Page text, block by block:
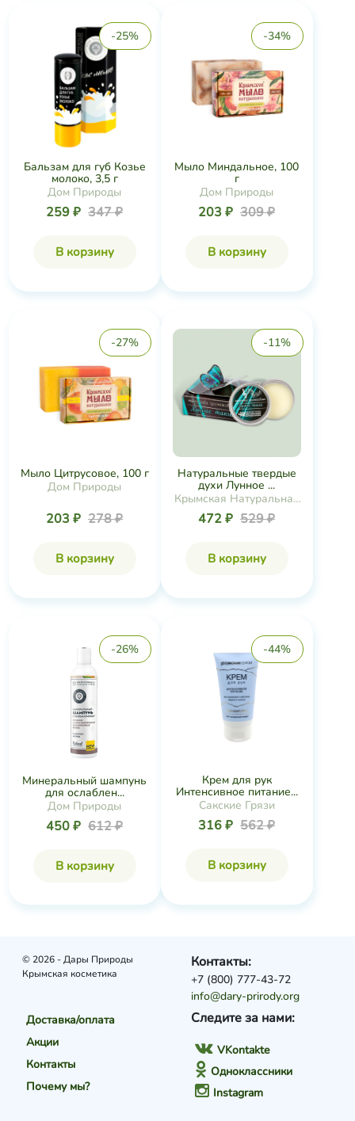
-25%
Бальзам для губ Козье
молоко, 3,5 г
Дом Природы
259 ₽ 347 ₽
В корзину
-34%
Мыло Миндальное, 100
г
Дом Природы
203 ₽ 309 ₽
В корзину
-27%
Мыло Цитрусовое, 100 г
Дом Природы
203 ₽ 278 ₽
В корзину
-11%
Натуральные твердые
духи Лунное ...
Крымская Натуральная
Коллекция
472 ₽ 529 ₽
В корзину
-26%
Минеральный шампунь
для ослаблен...
Дом Природы
450 ₽ 612 ₽
В корзину
-44%
Крем для рук
Интенсивное питание...
Сакские Грязи
316 ₽ 562 ₽
В корзину
© 2026 - Дары Природы
Крымская косметика
Доставка/оплата
Акции
Контакты
Почему мы?
Следите за нами:
VKontakte
Одноклассники
Instagram
Контакты:
+7 (800) 777-43-72
info@dary-prirody.org